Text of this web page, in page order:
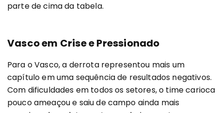
parte de cima da tabela.
Vasco em Crise e Pressionado
Para o Vasco, a derrota representou mais um
capítulo em uma sequência de resultados negativos.
Com dificuldades em todos os setores, o time carioca
pouco ameaçou e saiu de campo ainda mais